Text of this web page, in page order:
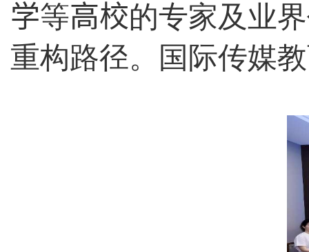
学等高校的专家及业
重构路径。国际传媒